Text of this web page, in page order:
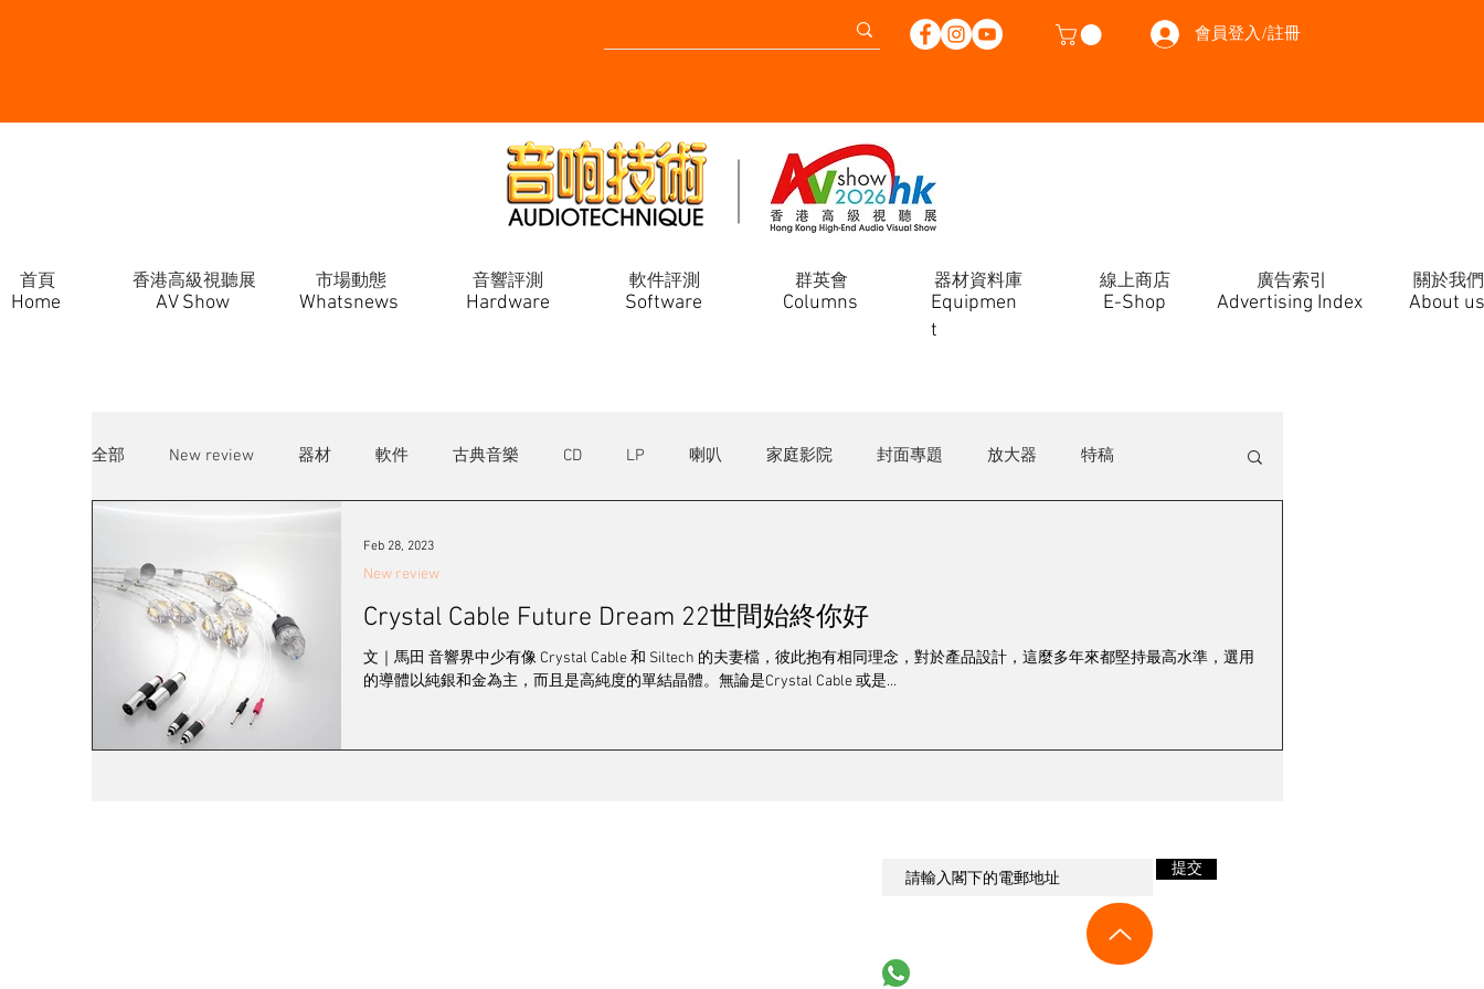
會員登入/註冊
Home
首頁 香港高級視聽展 市場動態 音響評測 軟件評測 群英會 器材資料庫 線上商店 廣告索引 關於我們
AV Show Whatsnews Hardware Software
Equipmen
t
E-Shop
Columns About us
Advertising Index
全部 New review 器材 軟件 古典音樂 CD LP 喇叭 家庭影院 封面專題 放大器 特稿
耳機/播放器
2023 視聽展展覽報導 黑膠系統 登門造訪 2024 視聽展展覽報導 專訪 2025音響展
工廠專訪 音響展
Crystal Cable Future Dream 22世間始終你好
文｜馬田 音響界中少有像 Crystal Cable 和 Siltech 的夫妻檔，彼此抱有相同理念，對於產品設計，這麼多年來都堅持最高水準，選用
的導體以純銀和金為主，而且是高純度的單結晶體。無論是Crystal Cable 或是...
New review
Feb 28, 2023
提交